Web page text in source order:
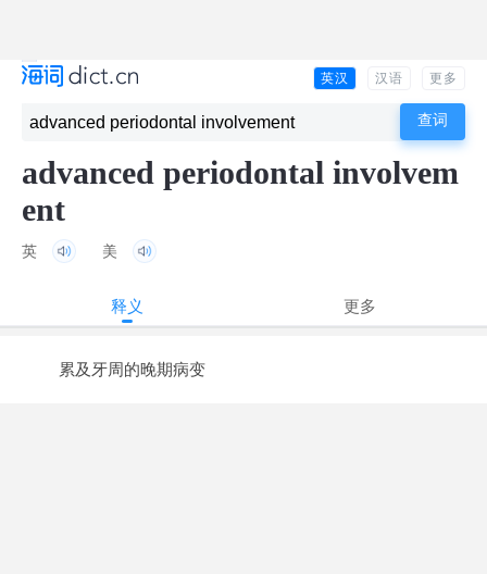
英汉 汉语 更多
advanced periodontal involvem
ent
英 美
释义 更多
累及牙周的晚期病变